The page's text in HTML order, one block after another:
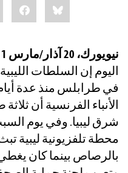
Bluesky
نيويورك، 20 آذار/مارس 2011 –
اليوم إن السلطات
في طرابلس منذ عدة
الأنباء الفرنسية أن
شرق ليبيا. وفي يوم
محطة تلفزيونية ليبية
بالرصاص بينما كان